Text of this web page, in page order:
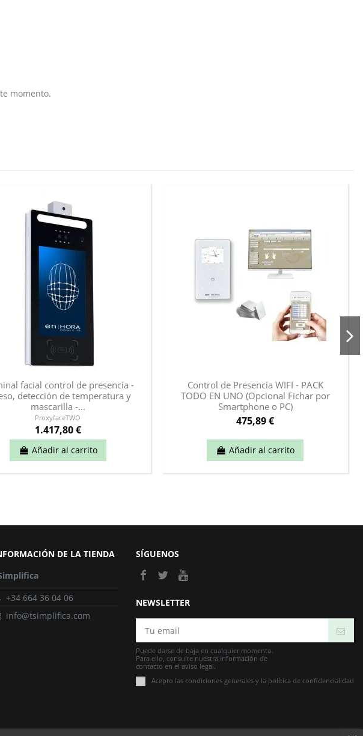
momento.
facial control de presencia -
detección de temperatura y
mascarilla -...
ProxyfaceTWO
1.417,80 €
Añadir al carrito
Control de Presencia WIFI - PACK
TODO EN UNO (Opcional Fichar por
Smartphone o PC)
475,89 €
Añadir al carrito
DE LA TIENDA
+34 664 36 04 06
info@tsimplifica.com
SÍGUENOS
NEWSLETTER
Puede darse de baja en cualquier momento.
Para ello, consulte nuestra información de
contacto en el aviso legal.
Acepto las condiciones generales y la política de confidencialidad